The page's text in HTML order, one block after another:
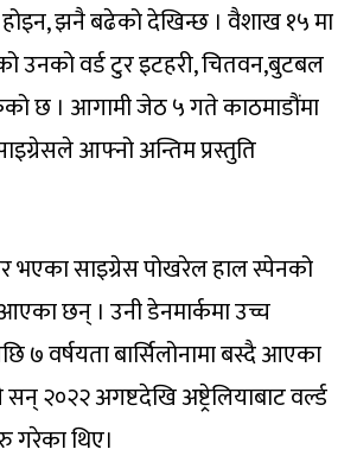
झनै बढेको देखिन्छ । वैशाख १५ मा
उनको वर्ड टुर इटहरी, चितवन,बुटबल
छ । आगामी जेठ ५ गते काठमाडौंमा
आफ्नो अन्तिम प्रस्तुति
भएका साइग्रेस पोखरेल हाल स्पेनको
आएका छन् । उनी डेनमार्कमा उच्च
७ वर्षयता बार्सिलोनामा बस्दै आएका
२०२२ अगष्टदेखि अष्ट्रेलियाबाट वर्ल्ड
गरेका थिए।